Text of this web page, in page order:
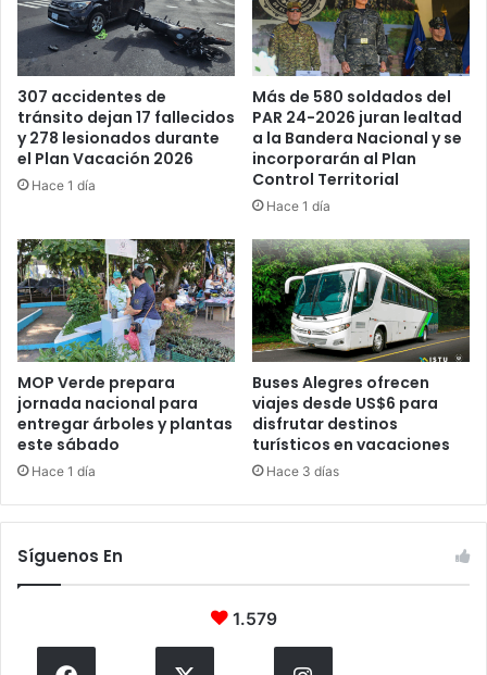
San
Marcos
307 accidentes de
tránsito dejan 17 fallecidos
y 278 lesionados durante
el Plan Vacación 2026
Hace 1 día
Más de 580 soldados del
PAR 24-2026 juran lealtad
a la Bandera Nacional y se
incorporarán al Plan
Control Territorial
Hace 1 día
MOP Verde prepara
jornada nacional para
entregar árboles y plantas
este sábado
Hace 1 día
Buses Alegres ofrecen
viajes desde US$6 para
disfrutar destinos
turísticos en vacaciones
Hace 3 días
Síguenos En
1.579